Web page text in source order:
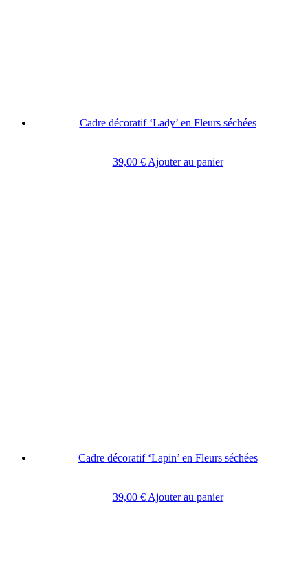
Cadre décoratif ‘Lady’ en Fleurs séchées
39,00 € Ajouter au panier
Cadre décoratif ‘Lapin’ en Fleurs séchées
39,00 € Ajouter au panier